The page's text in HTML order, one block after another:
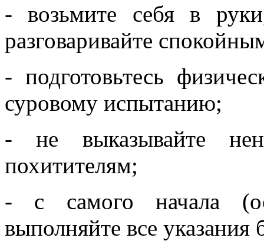
- возьмите себя в
разговаривайте
- подготовьтесь
суровому испытанию;
- не выказывайте
похитителям;
- с самого начала
выполняйте все указания